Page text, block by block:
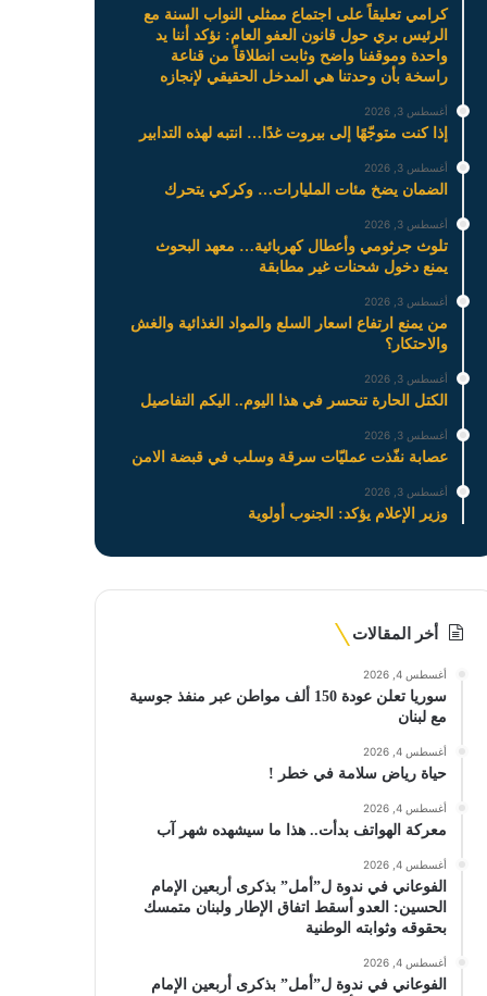
كرامي تعليقاً على اجتماع ممثلي النواب السنة مع
الرئيس بري حول قانون العفو العام: نؤكد أننا يد
واحدة وموقفنا واضح وثابت انطلاقاً من قناعة
راسخة بأن وحدتنا هي المدخل الحقيقي لإنجازه
أغسطس 3, 2026
إذا كنت متوجّهًا إلى بيروت غدًا… انتبه لهذه التدابير
أغسطس 3, 2026
الضمان يضخ مئات المليارات… وكركي يتحرك
أغسطس 3, 2026
تلوث جرثومي وأعطال كهربائية… معهد البحوث
يمنع دخول شحنات غير مطابقة
أغسطس 3, 2026
من يمنع ارتفاع اسعار السلع والمواد الغذائية والغش
والاحتكار؟
أغسطس 3, 2026
الكتل الحارة تنحسر في هذا اليوم.. اليكم التفاصيل
أغسطس 3, 2026
عصابة نفّذت عمليّات سرقة وسلب في قبضة الامن
أغسطس 3, 2026
وزير الإعلام يؤكد: الجنوب أولوية
أخر المقالات
أغسطس 4, 2026
سوريا تعلن عودة 150 ألف مواطن عبر منفذ جوسية
مع لبنان
أغسطس 4, 2026
حياة رياض سلامة في خطر !
أغسطس 4, 2026
معركة الهواتف بدأت.. هذا ما سيشهده شهر آب
أغسطس 4, 2026
الفوعاني في ندوة ل”أمل” بذكرى أربعين الإمام
الحسين: العدو أسقط اتفاق الإطار ولبنان متمسك
بحقوقه وثوابته الوطنية
أغسطس 4, 2026
الفوعاني في ندوة ل”أمل” بذكرى أربعين الإمام